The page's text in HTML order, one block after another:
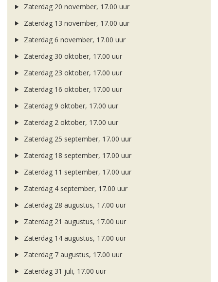
Zaterdag 20 november, 17.00 uur
Zaterdag 13 november, 17.00 uur
Zaterdag 6 november, 17.00 uur
Zaterdag 30 oktober, 17.00 uur
Zaterdag 23 oktober, 17.00 uur
Zaterdag 16 oktober, 17.00 uur
Zaterdag 9 oktober, 17.00 uur
Zaterdag 2 oktober, 17.00 uur
Zaterdag 25 september, 17.00 uur
Zaterdag 18 september, 17.00 uur
Zaterdag 11 september, 17.00 uur
Zaterdag 4 september, 17.00 uur
Zaterdag 28 augustus, 17.00 uur
Zaterdag 21 augustus, 17.00 uur
Zaterdag 14 augustus, 17.00 uur
Zaterdag 7 augustus, 17.00 uur
Zaterdag 31 juli, 17.00 uur